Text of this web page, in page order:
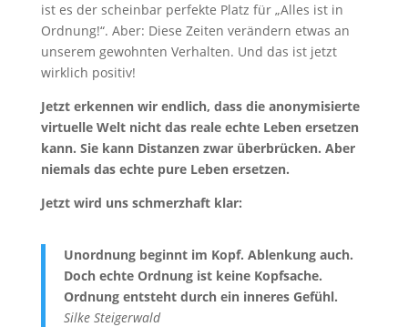
ist es der scheinbar perfekte Platz für „Alles ist in
Ordnung!“. Aber: Diese Zeiten verändern etwas an
unserem gewohnten Verhalten. Und das ist jetzt
wirklich positiv!
Jetzt erkennen wir endlich, dass die anonymisierte
virtuelle Welt nicht das reale echte Leben ersetzen
kann. Sie kann Distanzen zwar überbrücken. Aber
niemals das echte pure Leben ersetzen.
Jetzt wird uns schmerzhaft klar:
Unordnung beginnt im Kopf. Ablenkung auch.
Doch echte Ordnung ist keine Kopfsache.
Ordnung entsteht durch ein inneres Gefühl.
Silke Steigerwald